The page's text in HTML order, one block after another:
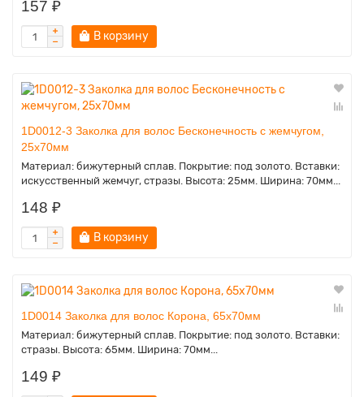
157 ₽
В корзину
1D0012-3 Заколка для волос Бесконечность с жемчугом,
25х70мм
Материал: бижутерный сплав. Покрытие: под золото. Вставки:
искусственный жемчуг, стразы. Высота: 25мм. Ширина: 70мм...
148 ₽
В корзину
1D0014 Заколка для волос Корона, 65х70мм
Материал: бижутерный сплав. Покрытие: под золото. Вставки:
стразы. Высота: 65мм. Ширина: 70мм...
149 ₽